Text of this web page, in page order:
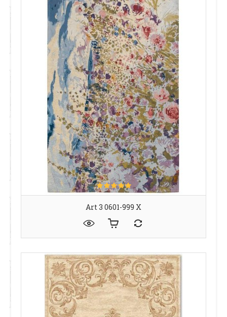
Art 3 0601-999 X